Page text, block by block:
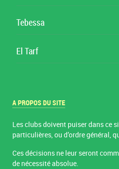
Tebessa
El Tarf
A PROPOS DU SITE
Les clubs doivent puiser dans ce
particulières, ou d’ordre général,
Ces décisions ne leur seront
de nécessité absolue.